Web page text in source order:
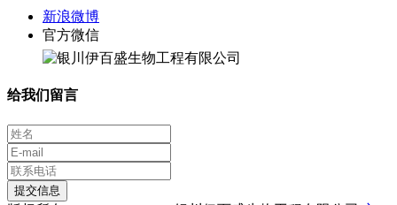
新浪微博
官方微信
给我们留言
提交信息